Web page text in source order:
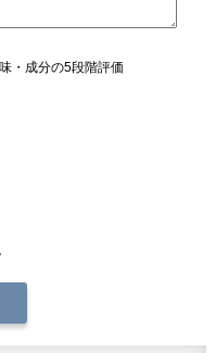
・成分の5段階評価